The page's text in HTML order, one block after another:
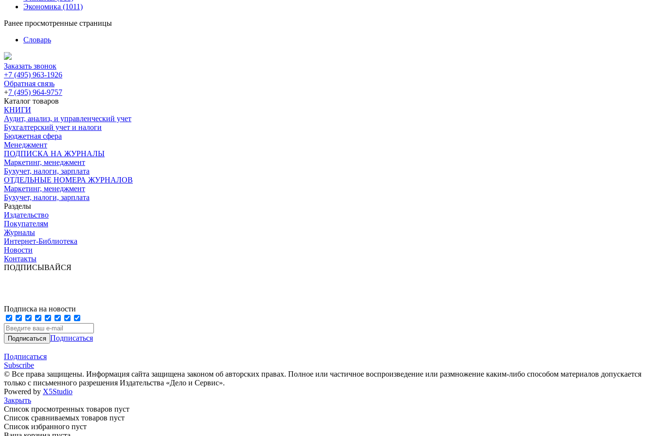
Экономика (1011)
Ранее просмотренные страницы
Словарь
Заказать звонок
+7 (495) 963-1926
Обратная связь
+7 (495) 964-9757
Каталог товаров
КНИГИ
Аудит, анализ, и управленческий учет
Бухгалтерский учет и налоги
Бюджетная сфера
Менеджмент
ПОДПИСКА НА ЖУРНАЛЫ
Маркетинг, менеджмент
Бухучет, налоги, зарплата
ОТДЕЛЬНЫЕ НОМЕРА ЖУРНАЛОВ
Маркетинг, менеджмент
Бухучет, налоги, зарплата
Разделы
Издательство
Покупателям
Журналы
Интернет-Библиотека
Новости
Контакты
ПОДПИСЫВАЙСЯ
Подписка на новости
Подписаться
Подписаться
Subscribe
© Все права защищены. Информация сайта защищена законом об авторских правах. Полное или частичное воспроизведение или размножение каким-либо способом материалов допускается
только с письменного разрешения Издательства «Дело и Сервис».
Powered by X5Studio
Закрыть
Список просмотренных товаров пуст
Список сравниваемых товаров пуст
Список избранного пуст